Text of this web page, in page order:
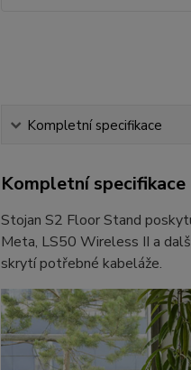
Kompletní specifikace
Kompletní specifikace
Stojan S2 Floor Stand
Meta, LS50 Wireless II a
skrytí potřebné kabeláže.